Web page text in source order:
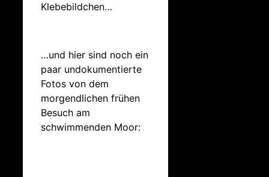
Klebebildchen…
…und hier sind noch ein
paar undokumentierte
Fotos von dem
morgendlichen frühen
Besuch am
schwimmenden Moor: